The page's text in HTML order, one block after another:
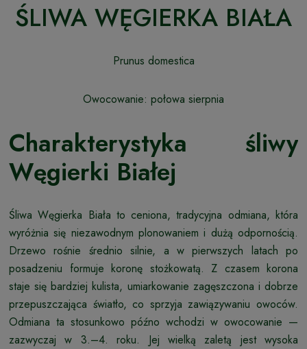
ŚLIWA WĘGIERKA BIAŁA
Prunus domestica
Owocowanie: połowa sierpnia
Charakterystyka śliwy
Węgierki Białej
Śliwa Węgierka Biała to ceniona, tradycyjna odmiana, która
wyróżnia się niezawodnym plonowaniem i dużą odpornością.
Drzewo rośnie średnio silnie, a w pierwszych latach po
posadzeniu formuje koronę stożkowatą. Z czasem korona
staje się bardziej kulista, umiarkowanie zagęszczona i dobrze
przepuszczająca światło, co sprzyja zawiązywaniu owoców.
Odmiana ta stosunkowo późno wchodzi w owocowanie —
zazwyczaj w 3.–4. roku. Jej wielką zaletą jest wysoka